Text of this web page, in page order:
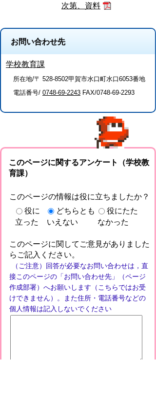
次第、資料
お問い合わせ先
学校教育課
所在地/〒 528-8502甲賀市水口町水口6053番地
電話番号/ 0748-69-2243 FAX/0748-69-2293
このページに関するアンケート（学校教
育課）
このページの情報は役に立ちましたか？
役に
立った
どちらとも
いえない
役にたた
なかった
このページに関してご意見がありました
らご記入ください。
（ご注意）回答が必要なお問い合わせは，直
接このページの「お問い合わせ先」（ページ
作成部署）へお願いします（こちらではお受
けできません）。また住所・電話番号などの
個人情報は記入しないでください